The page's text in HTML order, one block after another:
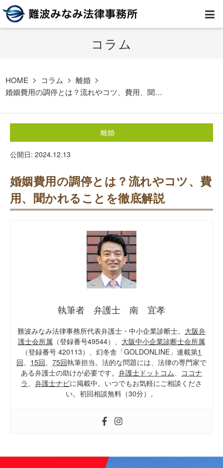
コラム
HOME コラム
離婚
婚姻費用の調停とは？流れやコツ、費用、聞…
離婚
公開日: 2024.12.13
婚姻費用の調停とは？流れやコツ、費
用、聞かれることを徹底解説
執筆者 弁護士 南 宜孝
難波みなみ法律事務所代表弁護士・中小企業診断士。 大阪弁
護士会所属 （登録番号49544）、 大阪中小企業診断士会所属
（登録番号 420113）、幻冬舎「GOLDONLINE」連載第1
回、 15回、 75回執筆担当。法的な問題には、法律の専門家で
ある弁護士の助けが必要です。 弁護士ドットコム、 ココナ
ラ、 弁護士ナビに掲載中。いつでもお気軽にご相談くださ
い。初回相談無料（30分）。
HOME
取扱業務
費用